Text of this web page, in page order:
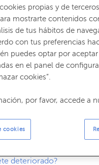
simplemente perdiste el
mojados o que le falte
robados?
deteriorado?
propias y de
mostrarte contenidos
de tus hábitos de
con tus preferencias
puedes optar por
en el panel de
cookies”.
por favor, accede a
cookies